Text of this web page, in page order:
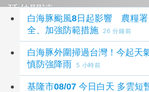
延伸閱讀
白海豚颱風8日起影響 農糧署
全、加強防範措施
26 分鐘前
白海豚外圍掃過台灣！今起
慎防強降雨
5 小時前
基隆市08/07 今日白天 多雲短